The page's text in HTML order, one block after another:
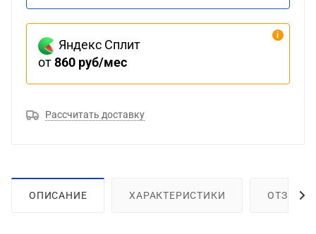
Яндекс Сплит
от860 руб/мес
Рассчитать доставку
ОПИСАНИЕ ХАРАКТЕРИСТИКИ ОТЗЫВЫ